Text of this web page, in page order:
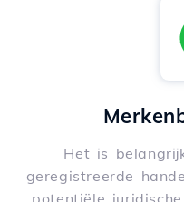
Het is
geregistreerde